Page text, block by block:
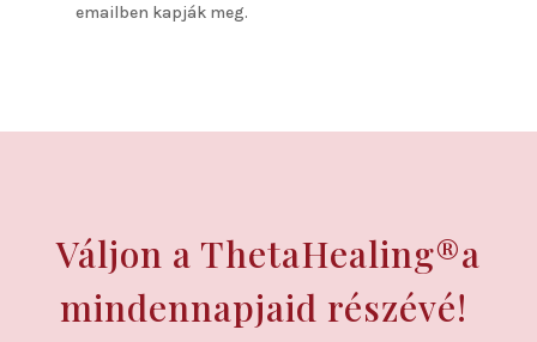
emailben kapják meg.
Váljon a ThetaHealing®a
mindennapjaid részévé!